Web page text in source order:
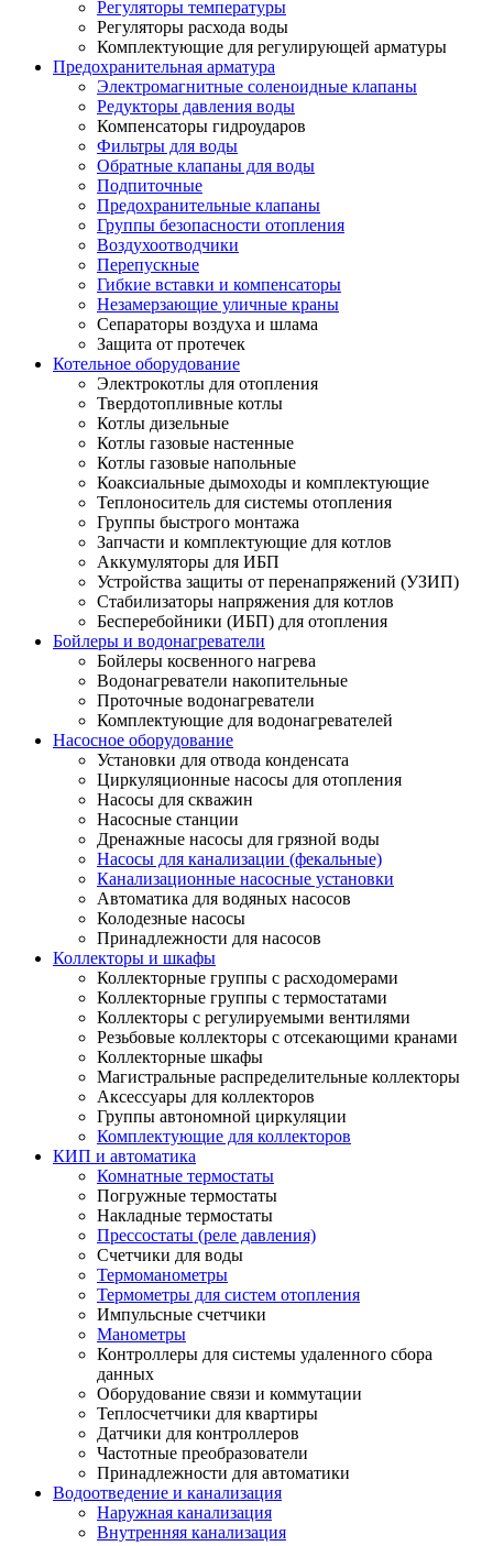
Регуляторы температуры
Регуляторы расхода воды
Комплектующие для регулирующей арматуры
Предохранительная арматура
Электромагнитные соленоидные клапаны
Редукторы давления воды
Компенсаторы гидроударов
Фильтры для воды
Обратные клапаны для воды
Подпиточные
Предохранительные клапаны
Группы безопасности отопления
Воздухоотводчики
Перепускные
Гибкие вставки и компенсаторы
Незамерзающие уличные краны
Сепараторы воздуха и шлама
Защита от протечек
Котельное оборудование
Электрокотлы для отопления
Твердотопливные котлы
Котлы дизельные
Котлы газовые настенные
Котлы газовые напольные
Коаксиальные дымоходы и комплектующие
Теплоноситель для системы отопления
Группы быстрого монтажа
Запчасти и комплектующие для котлов
Аккумуляторы для ИБП
Устройства защиты от перенапряжений (УЗИП)
Стабилизаторы напряжения для котлов
Бесперебойники (ИБП) для отопления
Бойлеры и водонагреватели
Бойлеры косвенного нагрева
Водонагреватели накопительные
Проточные водонагреватели
Комплектующие для водонагревателей
Насосное оборудование
Установки для отвода конденсата
Циркуляционные насосы для отопления
Насосы для скважин
Насосные станции
Дренажные насосы для грязной воды
Насосы для канализации (фекальные)
Канализационные насосные установки
Автоматика для водяных насосов
Колодезные насосы
Принадлежности для насосов
Коллекторы и шкафы
Коллекторные группы с расходомерами
Коллекторные группы с термостатами
Коллекторы с регулируемыми вентилями
Резьбовые коллекторы с отсекающими кранами
Коллекторные шкафы
Магистральные распределительные коллекторы
Аксессуары для коллекторов
Группы автономной циркуляции
Комплектующие для коллекторов
КИП и автоматика
Комнатные термостаты
Погружные термостаты
Накладные термостаты
Прессостаты (реле давления)
Счетчики для воды
Термоманометры
Термометры для систем отопления
Импульсные счетчики
Манометры
Контроллеры для системы удаленного сбора
данных
Оборудование связи и коммутации
Теплосчетчики для квартиры
Датчики для контроллеров
Частотные преобразователи
Принадлежности для автоматики
Водоотведение и канализация
Наружная канализация
Внутренняя канализация